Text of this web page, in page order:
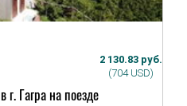
2 130.83 руб.
(704 USD)
Гагра на поезде